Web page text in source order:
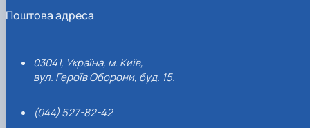
Поштова адреса
03041, Україна, м. Київ,
вул. Героїв Оборони, буд. 15.
(044) 527-82-42